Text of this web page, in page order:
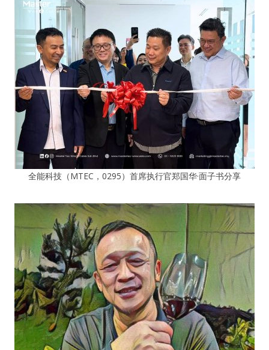
全能科技（MTEC，0295）首席执行官郑国华·面子书分享